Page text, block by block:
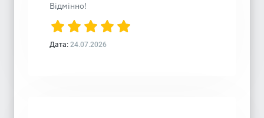
Відмінно!
Дата: 24.07.2026